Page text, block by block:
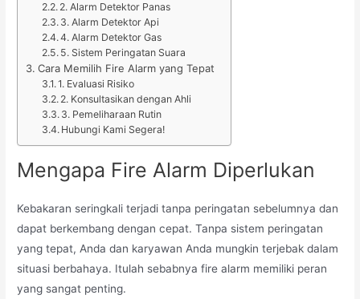
2. Alarm Detektor Panas
3. Alarm Detektor Api
4. Alarm Detektor Gas
5. Sistem Peringatan Suara
Cara Memilih Fire Alarm yang Tepat
1. Evaluasi Risiko
2. Konsultasikan dengan Ahli
3. Pemeliharaan Rutin
Hubungi Kami Segera!
Mengapa Fire Alarm Diperlukan
Kebakaran seringkali terjadi tanpa peringatan sebelumnya dan
dapat berkembang dengan cepat. Tanpa sistem peringatan
yang tepat, Anda dan karyawan Anda mungkin terjebak dalam
situasi berbahaya. Itulah sebabnya fire alarm memiliki peran
yang sangat penting.